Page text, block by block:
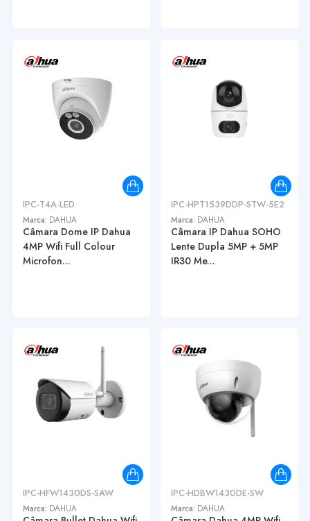
IPC-T4A-LED
Marca: DAHUA
Câmara Dome IP Dahua
4MP Wifi Full Colour
Microfon...
IPC-HPT1539DDP-STW-5E2
Marca: DAHUA
Câmara IP Dahua SOHO
Lente Dupla 5MP + 5MP
IR30 Me...
IPC-HFW1430DS-SAW
Marca: DAHUA
IPC-HDBW1430DE-SW
Marca: DAHUA